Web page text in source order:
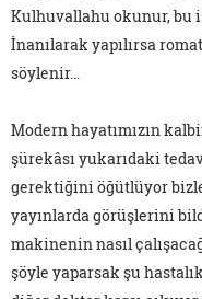
Kulhuvallahu okunur, bu
İnanılarak yapılırsa
söylenir…
Modern hayatımızın
şürekâsı yukarıdaki
gerektiğini öğütlüyor
yayınlarda görüşlerini
makinenin nasıl
şöyle yaparsak şu